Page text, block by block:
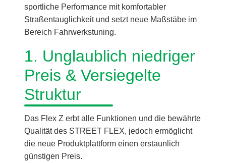
sportliche Performance mit komfortabler
Straßentauglichkeit und setzt neue Maßstäbe im
Bereich Fahrwerkstuning.
1. Unglaublich niedriger
Preis & Versiegelte
Struktur
Das Flex Z erbt alle Funktionen und die bewährte
Qualität des STREET FLEX, jedoch ermöglicht
die neue Produktplattform einen erstaunlich
günstigen Preis.